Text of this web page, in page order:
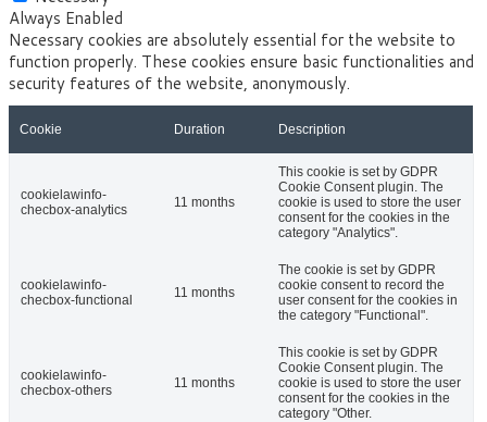
Always Enabled
Necessary cookies are absolutely essential for the website to
function properly. These cookies ensure basic functionalities and
security features of the website, anonymously.
Cookie Duration Description
cookielawinfo-
checbox-analytics
11 months
This cookie is set by GDPR
Cookie Consent plugin. The
cookie is used to store the user
consent for the cookies in the
category "Analytics".
cookielawinfo-
checbox-functional
11 months
The cookie is set by GDPR
cookie consent to record the
user consent for the cookies in
the category "Functional".
cookielawinfo-
checbox-others
11 months
This cookie is set by GDPR
Cookie Consent plugin. The
cookie is used to store the user
consent for the cookies in the
category "Other.